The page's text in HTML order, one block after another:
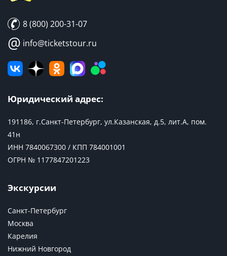
8 (800) 200-31-07
@ info@ticketstour.ru
Юридический адрес:
191186, г.Санкт-Петербург, ул.Казанская, д.5, лит.А, пом.
41н
ИНН 7840067300 / КПП 784001001
ОГРН № 1177847201223
Экскурсии
Санкт-Петербург
Москва
Карелия
Нижний Новгород